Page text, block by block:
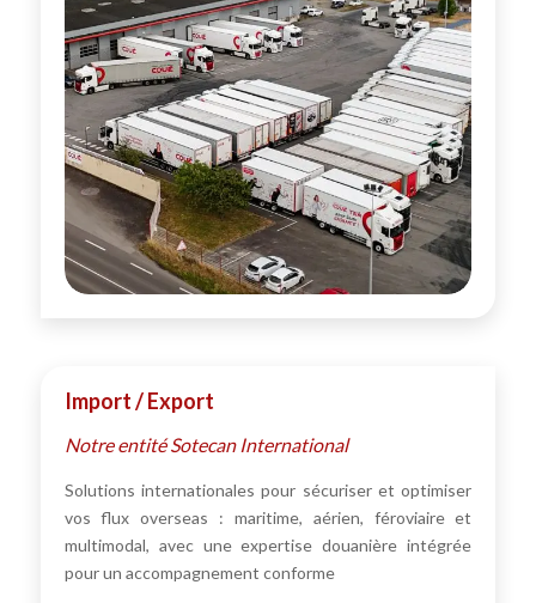
Import / Export
Notre entité Sotecan International
Solutions internationales pour sécuriser et optimiser
vos flux overseas : maritime, aérien, féroviaire et
multimodal, avec une expertise douanière intégrée
pour un accompagnement conforme